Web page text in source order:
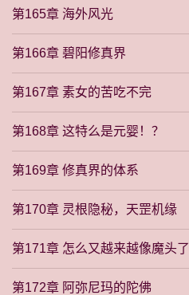
第165章 海外风光
第166章 碧阳修真界
第167章 素女的苦吃不完
第168章 这特么是元婴！？
第169章 修真界的体系
第170章 灵根隐秘，天罡机缘
第171章 怎么又越来越像魔头了
第172章 阿弥尼玛的陀佛